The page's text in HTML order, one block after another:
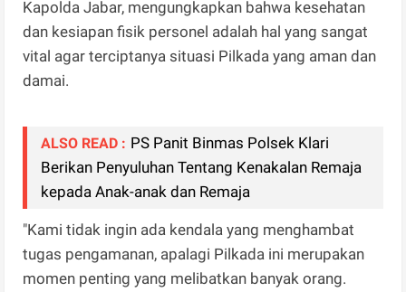
Kapolda Jabar, mengungkapkan bahwa kesehatan
dan kesiapan fisik personel adalah hal yang sangat
vital agar terciptanya situasi Pilkada yang aman dan
damai.
ALSO READ : PS Panit Binmas Polsek Klari
Berikan Penyuluhan Tentang Kenakalan Remaja
kepada Anak-anak dan Remaja
"Kami tidak ingin ada kendala yang menghambat
tugas pengamanan, apalagi Pilkada ini merupakan
momen penting yang melibatkan banyak orang.